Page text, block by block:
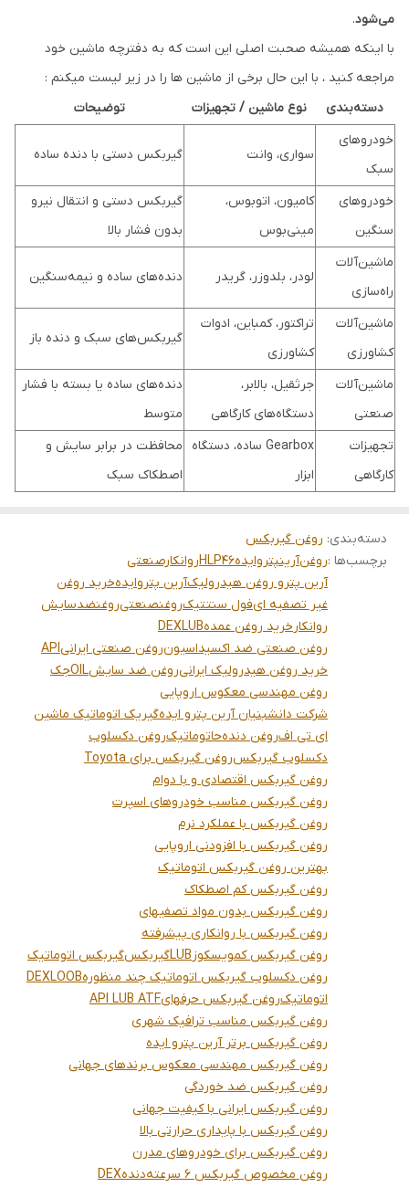
می‌شود.
با اینکه همیشه صحبت اصلی این است که به دفترچه ماشین خود
مراجعه کنید ، با این حال برخی از ماشین ها را در زیر لیست میکنم :
دسته‌بندی
نوع ماشین / تجهیزات
توضیحات
خودروهای
سبک
سواری، وانت گیربکس دستی با دنده ساده
خودروهای
سنگین
کامیون، اتوبوس،
مینی‌بوس
گیربکس دستی و انتقال نیرو
بدون فشار بالا
ماشین‌آلات
راه‌سازی
لودر، بلدوزر، گریدر دنده‌های ساده و نیمه‌سنگین
ماشین‌آلات
کشاورزی
تراکتور، کمباین، ادوات
کشاورزی
گیربکس‌های سبک و دنده باز
ماشین‌آلات
صنعتی
جرثقیل، بالابر،
دستگاه‌های کارگاهی
دنده‌های ساده یا بسته با فشار
متوسط
تجهیزات
کارگاهی
Gearbox ساده، دستگاه
ابزار
محافظت در برابر سایش و
اصطکاک سبک
دسته‌بندی: روغن گیربکس
برچسب‌ها :روغنآرینپتروایدهHLP46روانکارصنعتی
آرین پترو روغن هیدرولیکآرین پتروایدهخرید روغن
غیر تصفیه ایفول سنتتیکروغنصنعتیروغنضدسایش
روانکارخرید روغن عمدهDEXLUB
روغن صنعتی ضد اکسیداسیونروغن صنعتی ایرانیAPI
خرید روغن هیدرولیک ایرانیروغن ضد سایشOILجک
روغن مهندسی معکوس اروپایی
شرکت دانشبنیان آرین پترو ایدهگیریک اتوماتیک ماشین
ای تی افروغن دندهحاتوماتیکروغن دکسلوب
دکسلوب گیربکسروغن گیربکس برای Toyota
روغن گیربکس اقتصادی و با دوام
روغن گیربکس مناسب خودروهای اسپرت
روغن گیربکس با عملکرد نرم
روغن گیربکس با افزودنی اروپایی
بهترین روغن گیربکس اتوماتیک
روغن گیربکس کم اصطکاک
روغن گیربکس بدون مواد تصفیهای
روغن گیربکس با روانکاری پیشرفته
روغن گیربکس کمویسکوزLUBگیربکسگیربکس اتوماتیک
روغن دکسلوب گیربکس اتوماتیک چند منظورهDEXLOOB
اتوماتیکروغن گیربکس حرفهایAPI LUB ATF
روغن گیربکس مناسب ترافیک شهری
روغن گیربکس برتر آرین پترو ایده
روغن گیربکس مهندسی معکوس برندهای جهانی
روغن گیربکس ضد خوردگی
روغن گیربکس ایرانی با کیفیت جهانی
روغن گیربکس با پایداری حرارتی بالا
روغن گیربکس برای خودروهای مدرن
روغن مخصوص گیربکس ۶ سرعته
دندهDEX